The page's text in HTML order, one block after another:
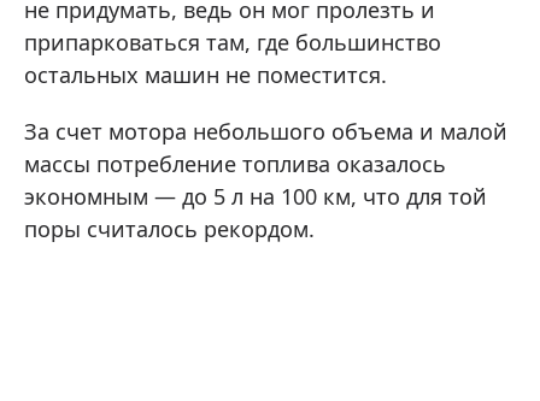
не придумать, ведь он мог пролезть и
припарковаться там, где большинство
остальных машин не поместится.
За счет мотора небольшого объема и малой
массы потребление топлива оказалось
экономным — до 5 л на 100 км, что для той
поры считалось рекордом.